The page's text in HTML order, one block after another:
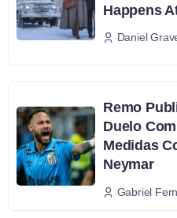
Happens
Daniel
Remo
Duelo
Medidas
Neymar
Gabriel